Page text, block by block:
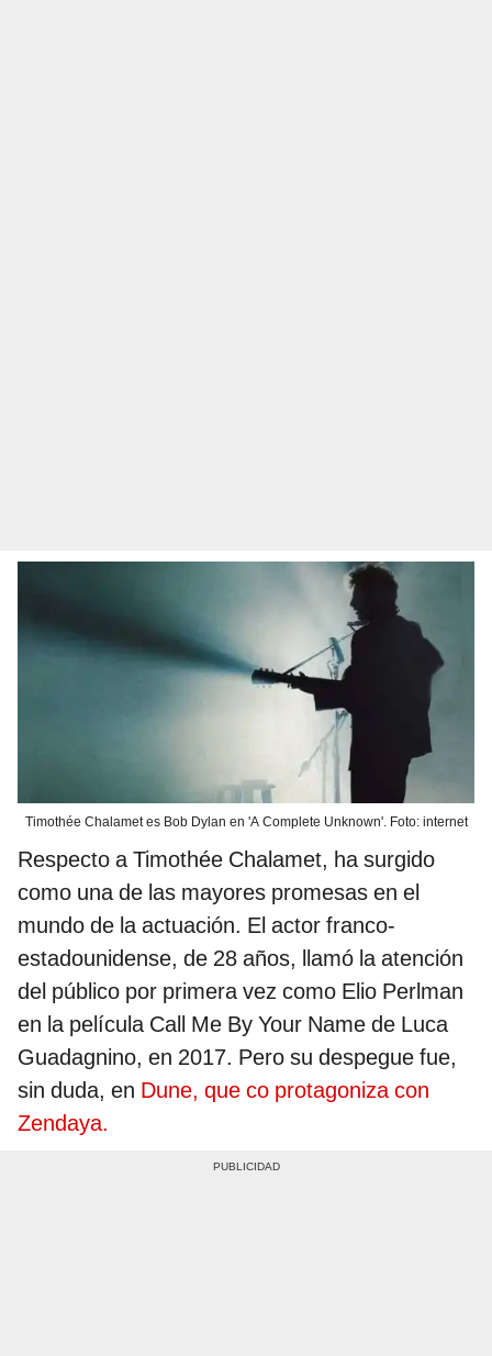
Timothée Chalamet es Bob Dylan en 'A Complete Unknown'. Foto: internet
Respecto a Timothée Chalamet, ha surgido
como una de las mayores promesas en el
mundo de la actuación. El actor franco-
estadounidense, de 28 años, llamó la atención
del público por primera vez como Elio Perlman
en la película Call Me By Your Name de Luca
Guadagnino, en 2017. Pero su despegue fue,
sin duda, en Dune, que co protagoniza con
Zendaya.